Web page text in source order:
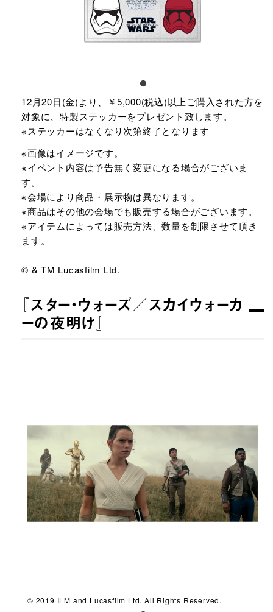
12月20日(金)より、￥5,000(税込)以上ご購入された方を
対象に、特製ステッカーをプレゼント致します。
※ステッカーはなくなり次第終了となります
※画像はイメージです。
※イベント内容は予告無く変更になる場合がございま
す。
※会場により商品・展示物は異なります。
※商品はその他の会場でも販売する場合がございます。
※アイテムによっては販売方法、数量を制限させて頂き
ます。
© & TM Lucasfilm Ltd.
『スター・ウォーズ／スカイウォーカ
ーの夜明け』
© 2019 ILM and Lucasfilm Ltd. All Rights Reserved.